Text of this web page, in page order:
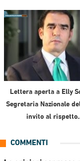
Lettera aperta a Elly
Segretaria Nazionale
invito al
COMMENTI